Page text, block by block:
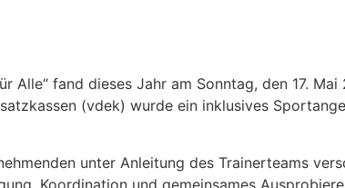
Alle“ fand dieses Jahr am Sonntag, den 17.
(vdek) wurde ein inklusives
unter Anleitung des Trainerteams
Koordination und gemeinsames